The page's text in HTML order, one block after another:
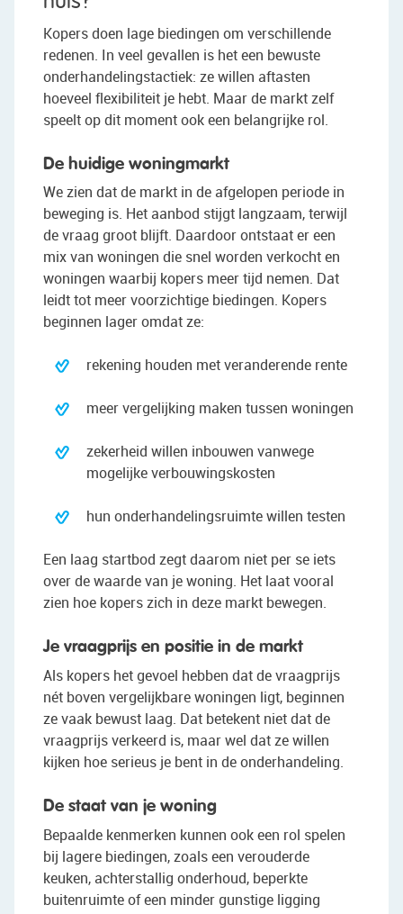
Kopers doen lage biedingen om verschillende
redenen. In veel gevallen is het een bewuste
onderhandelingstactiek: ze willen aftasten
hoeveel flexibiliteit je hebt. Maar de markt zelf
speelt op dit moment ook een belangrijke rol.
De huidige woningmarkt
We zien dat de markt in de afgelopen periode in
beweging is. Het aanbod stijgt langzaam, terwijl
de vraag groot blijft. Daardoor ontstaat er een
mix van woningen die snel worden verkocht en
woningen waarbij kopers meer tijd nemen. Dat
leidt tot meer voorzichtige biedingen. Kopers
beginnen lager omdat ze:
rekening houden met veranderende rente
meer vergelijking maken tussen woningen
zekerheid willen inbouwen vanwege
mogelijke verbouwingskosten
hun onderhandelingsruimte willen testen
Een laag startbod zegt daarom niet per se iets
over de waarde van je woning. Het laat vooral
zien hoe kopers zich in deze markt bewegen.
Je vraagprijs en positie in de markt
Als kopers het gevoel hebben dat de vraagprijs
nét boven vergelijkbare woningen ligt, beginnen
ze vaak bewust laag. Dat betekent niet dat de
vraagprijs verkeerd is, maar wel dat ze willen
kijken hoe serieus je bent in de onderhandeling.
De staat van je woning
Bepaalde kenmerken kunnen ook een rol spelen
bij lagere biedingen, zoals een verouderde
keuken, achterstallig onderhoud, beperkte
buitenruimte of een minder gunstige ligging